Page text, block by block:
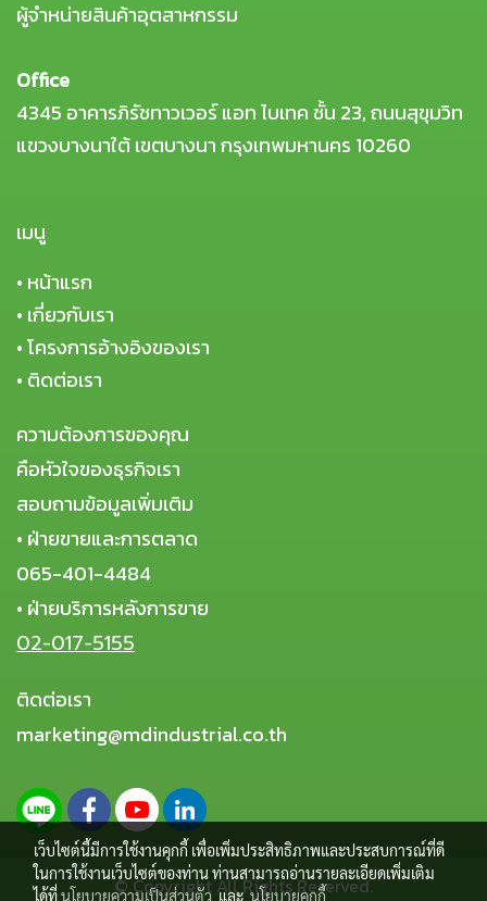
ผู้จำหน่ายสินค้าอุตสาหกรรม
Office
4345 อาคารภิรัชทาวเวอร์ แอท ไบเทค ชั้น 23, ถนนสุขุมวิท
แขวงบางนาใต้ เขตบางนา กรุงเทพมหานคร 10260
เมนู
• หน้าแรก
• เกี่ยวกับเรา
•โครงการอ้างอิงของเรา
• ติดต่อเรา
ความต้องการของคุณ
คือหัวใจของธุรกิจเรา
สอบถามข้อมูลเพิ่มเติม
• ฝ่ายขายและการตลาด
065-401-4484
• ฝ่ายบริการหลังการขาย
02-017-5155
ติดต่อเรา
marketing@mdindustrial.co.th
© Copyright All Rights Reserved.
เว็บไซต์นี้มีการใช้งานคุกกี้ เพื่อเพิ่มประสิทธิภาพและประสบการณ์ที่ดี
ในการใช้งานเว็บไซต์ของท่าน ท่านสามารถอ่านรายละเอียดเพิ่มเติม
ได้ที่นโยบายความเป็นส่วนตัว และนโยบายคุกกี้